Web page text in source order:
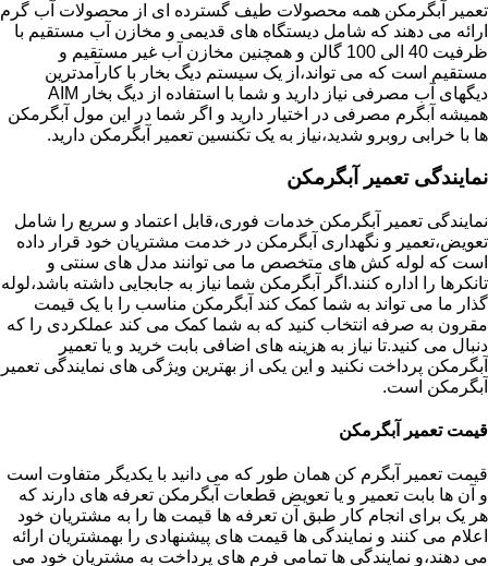
تعمیر آبگرمکن همه محصولات طیف گسترده ای از محصولات آب گرم
ارائه می دهند که شامل دیستگاه های قدیمی و مخازن آب مستقیم با
ظرفیت 40 الی 100 گالن و همچنین مخازن آب غیر مستقیم و
مستقیم است که می تواند،از یک سیستم دیگ بخار با کارآمدترین
دیگهای آب مصرفی نیاز دارید و شما با استفاده از دیگ بخار AIM
همیشه آبگرم مصرفی در اختیار دارید و اگر شما در این مول آبگرمکن
ها با خرابی روبرو شدید،نیاز به یک تکنسین تعمیر آبگرمکن دارید.
نمایندگی تعمیر آبگرمکن
نمایندگی تعمیر آبگرمکن خدمات فوری،قابل اعتماد و سریع را شامل
تعویض،تعمیر و نگهداری آبگرمکن در خدمت مشتریان خود قرار داده
است که لوله کش های متخصص ما می توانند مدل های سنتی و
تانکرها را اداره کنند.اگر آبگرمکن شما نیاز به جابجایی داشته باشد،لوله
گذار ما می تواند به شما کمک کند آبگرمکن مناسب را با یک قیمت
مقرون به صرفه انتخاب کنید که به شما کمک می کند عملکردی را که
دنبال می کنید.تا نیاز به هزینه های اضافی بابت خرید و یا تعمیر
آبگرمکن پرداخت نکنید و این یکی از بهترین ویژگی های نمایندگی تعمیر
آبگرمکن است.
قیمت تعمیر آبگرمکن
قیمت تعمیر آبگرم کن همان طور که می دانید با یکدیگر متفاوت است
و آن ها بابت تعمیر و یا تعویض قطعات آبگرمکن تعرفه های دارند که
هر یک برای انجام کار طبق آن تعرفه ها قیمت ها را به مشتریان خود
اعلام می کنند و نمایندگی ها قیمت های پیشنهادی را بهمشتریان ارائه
می دهند،و نمایندگی ها تمامی فرم های پرداخت به مشتریان خود می